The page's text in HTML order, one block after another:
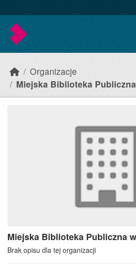
Organizacje
Miejska Biblioteka
Miejska Biblioteka Publiczna
Brak opisu dla tej organizacji